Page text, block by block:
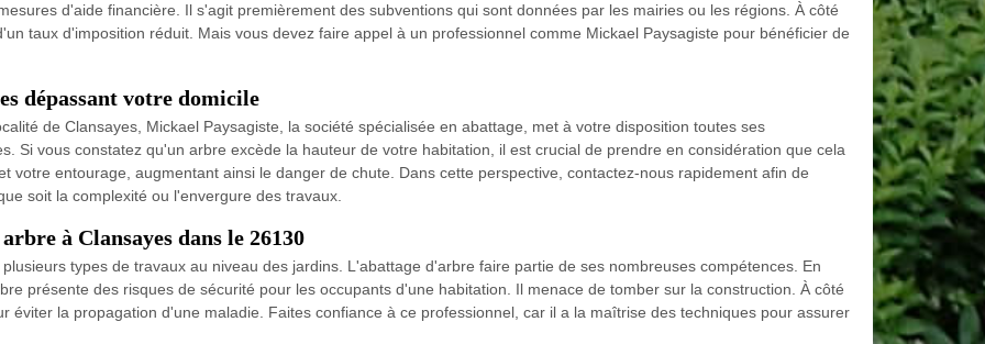
d'aide financière. Il s'agit premièrement des subventions qui sont données par les mairies ou les régions. À côté
taux d'imposition réduit. Mais vous devez faire appel à un professionnel comme Mickael Paysagiste pour bénéficier de
dépassant votre domicile
de Clansayes, Mickael Paysagiste, la société spécialisée en abattage, met à votre disposition toutes ses
Si vous constatez qu'un arbre excède la hauteur de votre habitation, il est crucial de prendre en considération que cela
votre entourage, augmentant ainsi le danger de chute. Dans cette perspective, contactez-nous rapidement afin de
soit la complexité ou l'envergure des travaux.
à Clansayes dans le 26130
types de travaux au niveau des jardins. L'abattage d'arbre faire partie de ses nombreuses compétences. En
présente des risques de sécurité pour les occupants d'une habitation. Il menace de tomber sur la construction. À côté
éviter la propagation d'une maladie. Faites confiance à ce professionnel, car il a la maîtrise des techniques pour assurer